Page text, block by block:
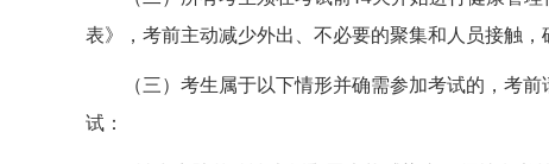
表》，考前主动减少外出、不必要的聚集和人员接触
（三）考生属于以下情形并确需参加考试的，考
试：